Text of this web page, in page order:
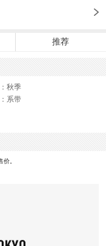
推荐
秋季
系带
。